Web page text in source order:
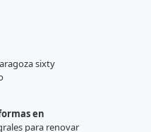
en
para renovar